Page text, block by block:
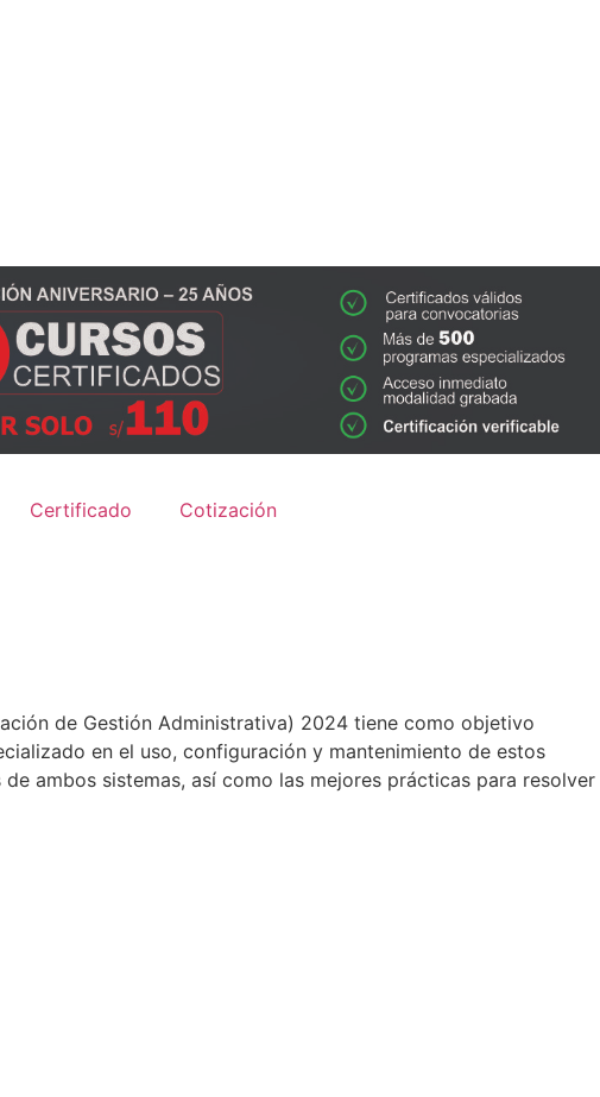
Certificado Cotización
de Gestión Administrativa) 2024 tiene como objetivo
en el uso, configuración y mantenimiento de estos
ambos sistemas, así como las mejores prácticas para resolver